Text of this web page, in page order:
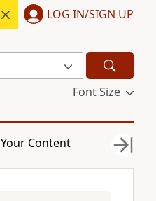
LOG IN/SIGN UP
Font Size
Your Content